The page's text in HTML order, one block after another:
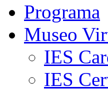
Programa
Museo
IES
IES